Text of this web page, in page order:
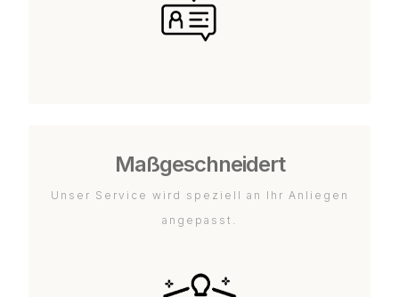
Maßgeschneidert
Unser Service wird speziell an Ihr Anliegen
angepasst.